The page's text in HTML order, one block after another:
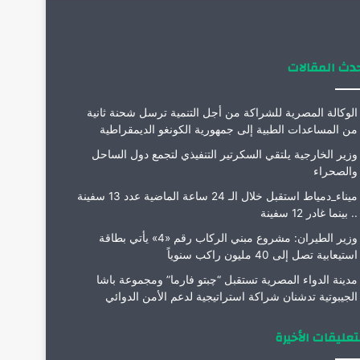
المقالات
الوكالة المصرية للشراكة من أجل التنمية ترسل شحنة ثانية
من المساعدات الطبية إلى جمهورية الكونغو الديمقراطية
وزير الخارجية يلتقي السكرتير التنفيذي لتجمع دول الساحل
والصحراء
ميناء_دمياط استقبل خلال الـ 24 ساعة الماضية عدد 13 سفينة
.. بينما غادر 12 سفينة
وزير الطيران: مشروع مبني الركاب رقم «4» يأتي بطاقة
استيعابية تصل إلى 40 مليون راكب سنوياً
مدينة الدواء المصرية تستقبل “چبتو فارما” ومجموعة باشا
الجيبوتية تدشنان شراكة استراتيجية لدعم الأمن الدوائي
الأخيرة